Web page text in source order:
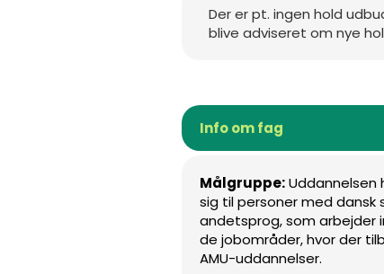
Der er pt. ingen hold
blive adviseret om nye
Info om fag
Målgruppe:Uddannelsen
sig til personer med dansk
andetsprog, som arbejder
de jobområder, hvor der
AMU-uddannelser.